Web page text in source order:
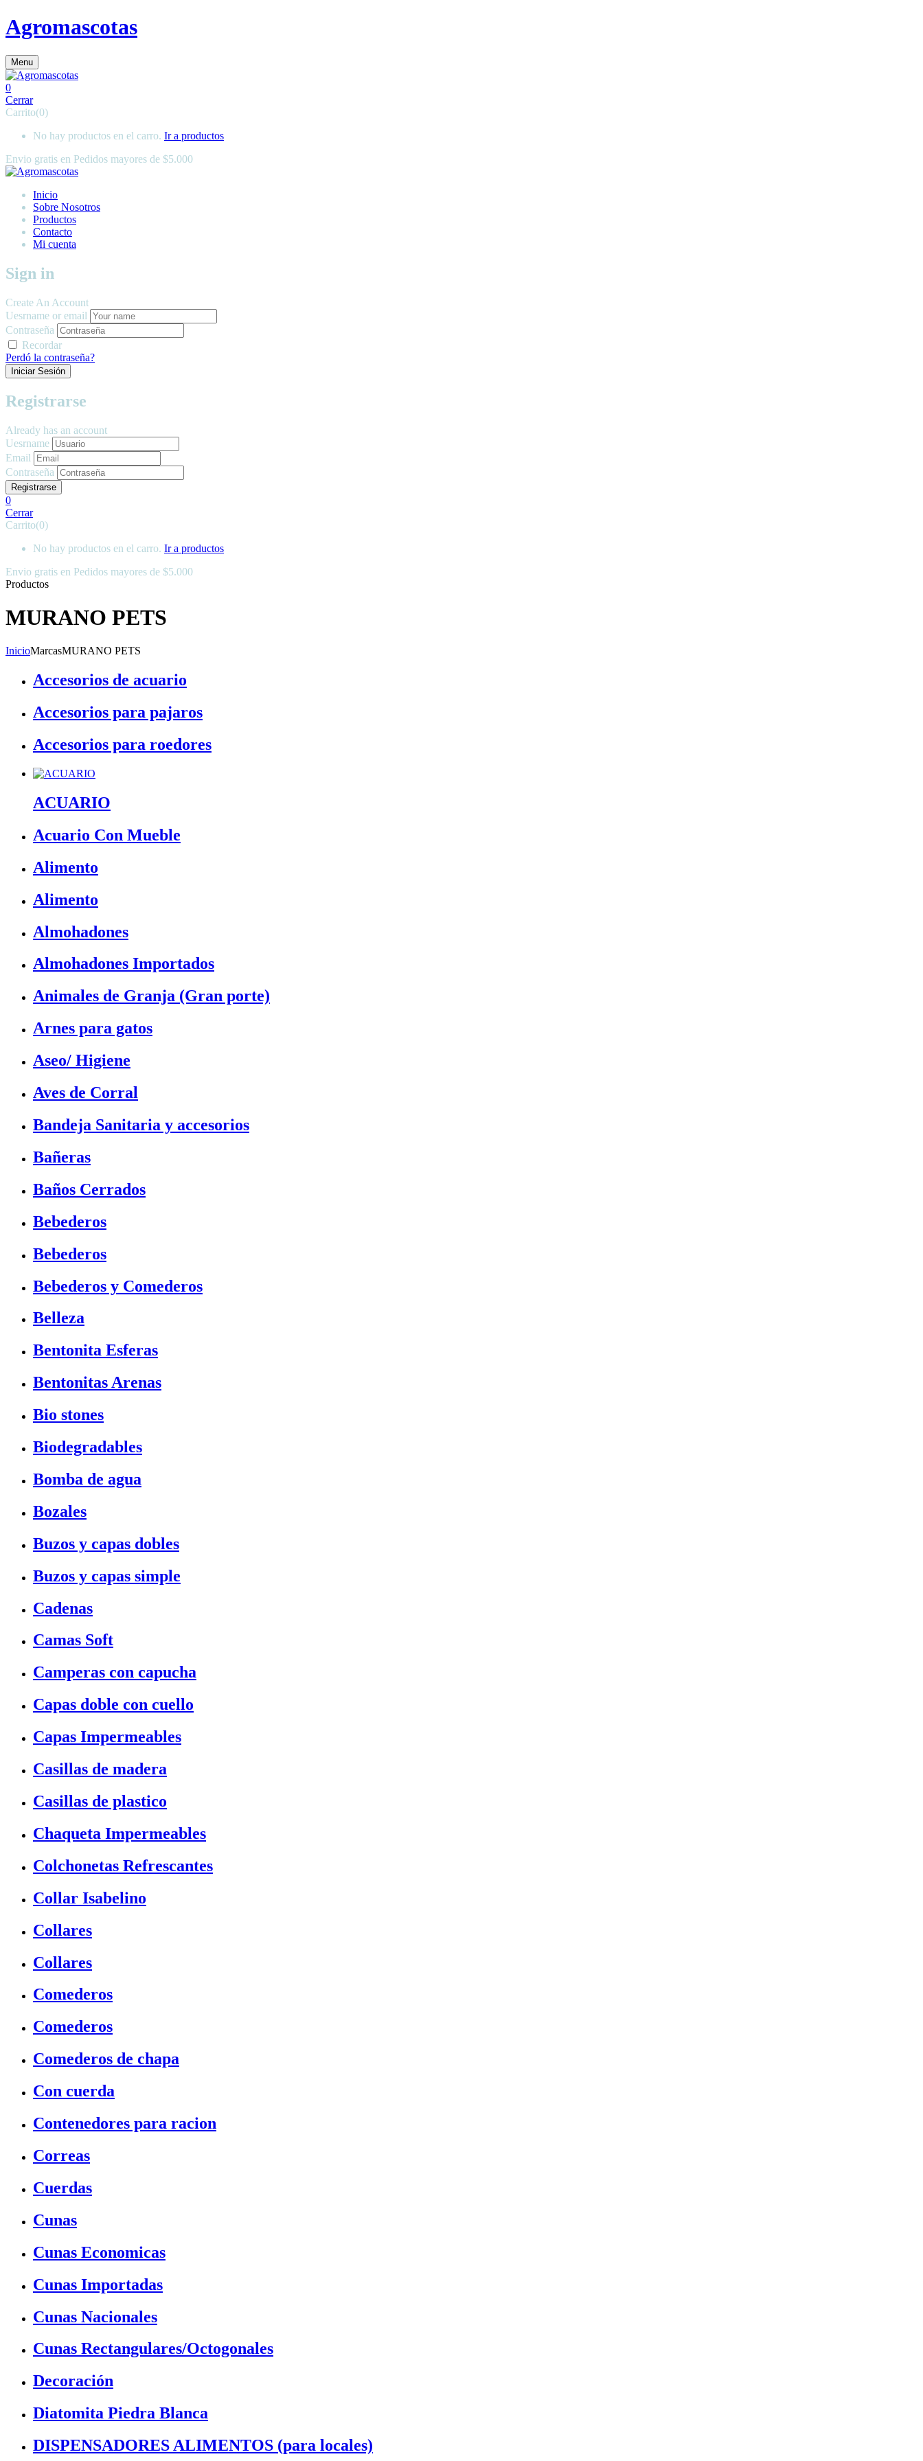
Agromascotas
Menu
0
Cerrar
Carrito(0)
No hay productos en el carro. Ir a productos
Envio gratis en Pedidos mayores de $5.000
Inicio
Sobre Nosotros
Productos
Contacto
Mi cuenta
Sign in
Create An Account
Uesrname or email
Contraseña
Recordar
Perdó la contraseña?
Registrarse
Already has an account
Uesrname
Email
Contraseña
0
Cerrar
Carrito(0)
No hay productos en el carro. Ir a productos
Envio gratis en Pedidos mayores de $5.000
Productos
MURANO PETS
InicioMarcasMURANO PETS
Accesorios de acuario
Accesorios para pajaros
Accesorios para roedores
ACUARIO
Acuario Con Mueble
Alimento
Alimento
Almohadones
Almohadones Importados
Animales de Granja (Gran porte)
Arnes para gatos
Aseo/ Higiene
Aves de Corral
Bandeja Sanitaria y accesorios
Bañeras
Baños Cerrados
Bebederos
Bebederos
Bebederos y Comederos
Belleza
Bentonita Esferas
Bentonitas Arenas
Bio stones
Biodegradables
Bomba de agua
Bozales
Buzos y capas dobles
Buzos y capas simple
Cadenas
Camas Soft
Camperas con capucha
Capas doble con cuello
Capas Impermeables
Casillas de madera
Casillas de plastico
Chaqueta Impermeables
Colchonetas Refrescantes
Collar Isabelino
Collares
Collares
Comederos
Comederos
Comederos de chapa
Con cuerda
Contenedores para racion
Correas
Cuerdas
Cunas
Cunas Economicas
Cunas Importadas
Cunas Nacionales
Cunas Rectangulares/Octogonales
Decoración
Diatomita Piedra Blanca
DISPENSADORES ALIMENTOS (para locales)